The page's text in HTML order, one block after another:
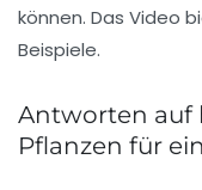
können. Das Video
Beispiele.
Antworten auf
Pflanzen für